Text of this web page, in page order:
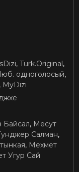
, Turk.Original ,
одноголосый,
, MyDizi
Байсал, Месут
Салман,
, Мехмет
Угур Сай